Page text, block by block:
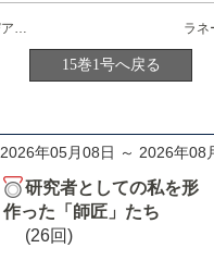
液体金属触媒上でのアルコール類およびアミン類の脱水素反応
15巻1号へ戻る
2026年05月08日 ～ 2026年08
研究者としての私を形
作った「師匠」たち
(26回)